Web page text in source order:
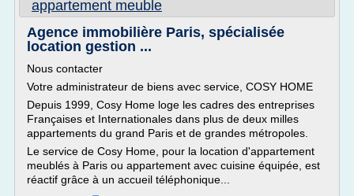
appartement meuble
Agence immobilière Paris, spécialisée
location gestion ...
Nous contacter
Votre administrateur de biens avec service, COSY HOME
Depuis 1999, Cosy Home loge les cadres des entreprises
Françaises et Internationales dans plus de deux milles
appartements du grand Paris et de grandes métropoles.
Le service de Cosy Home, pour la location d'appartement
meublés à Paris ou appartement avec cuisine équipée, est
réactif grâce à un accueil téléphonique...